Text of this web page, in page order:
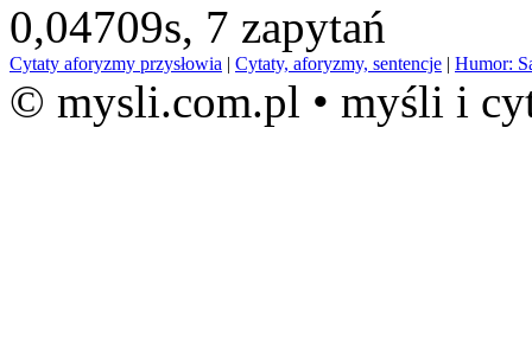
0,04709s, 7 zapytań
Cytaty aforyzmy przysłowia | Cytaty, aforyzmy, sentencje | Humor:
© mysli.com.pl • myśli i